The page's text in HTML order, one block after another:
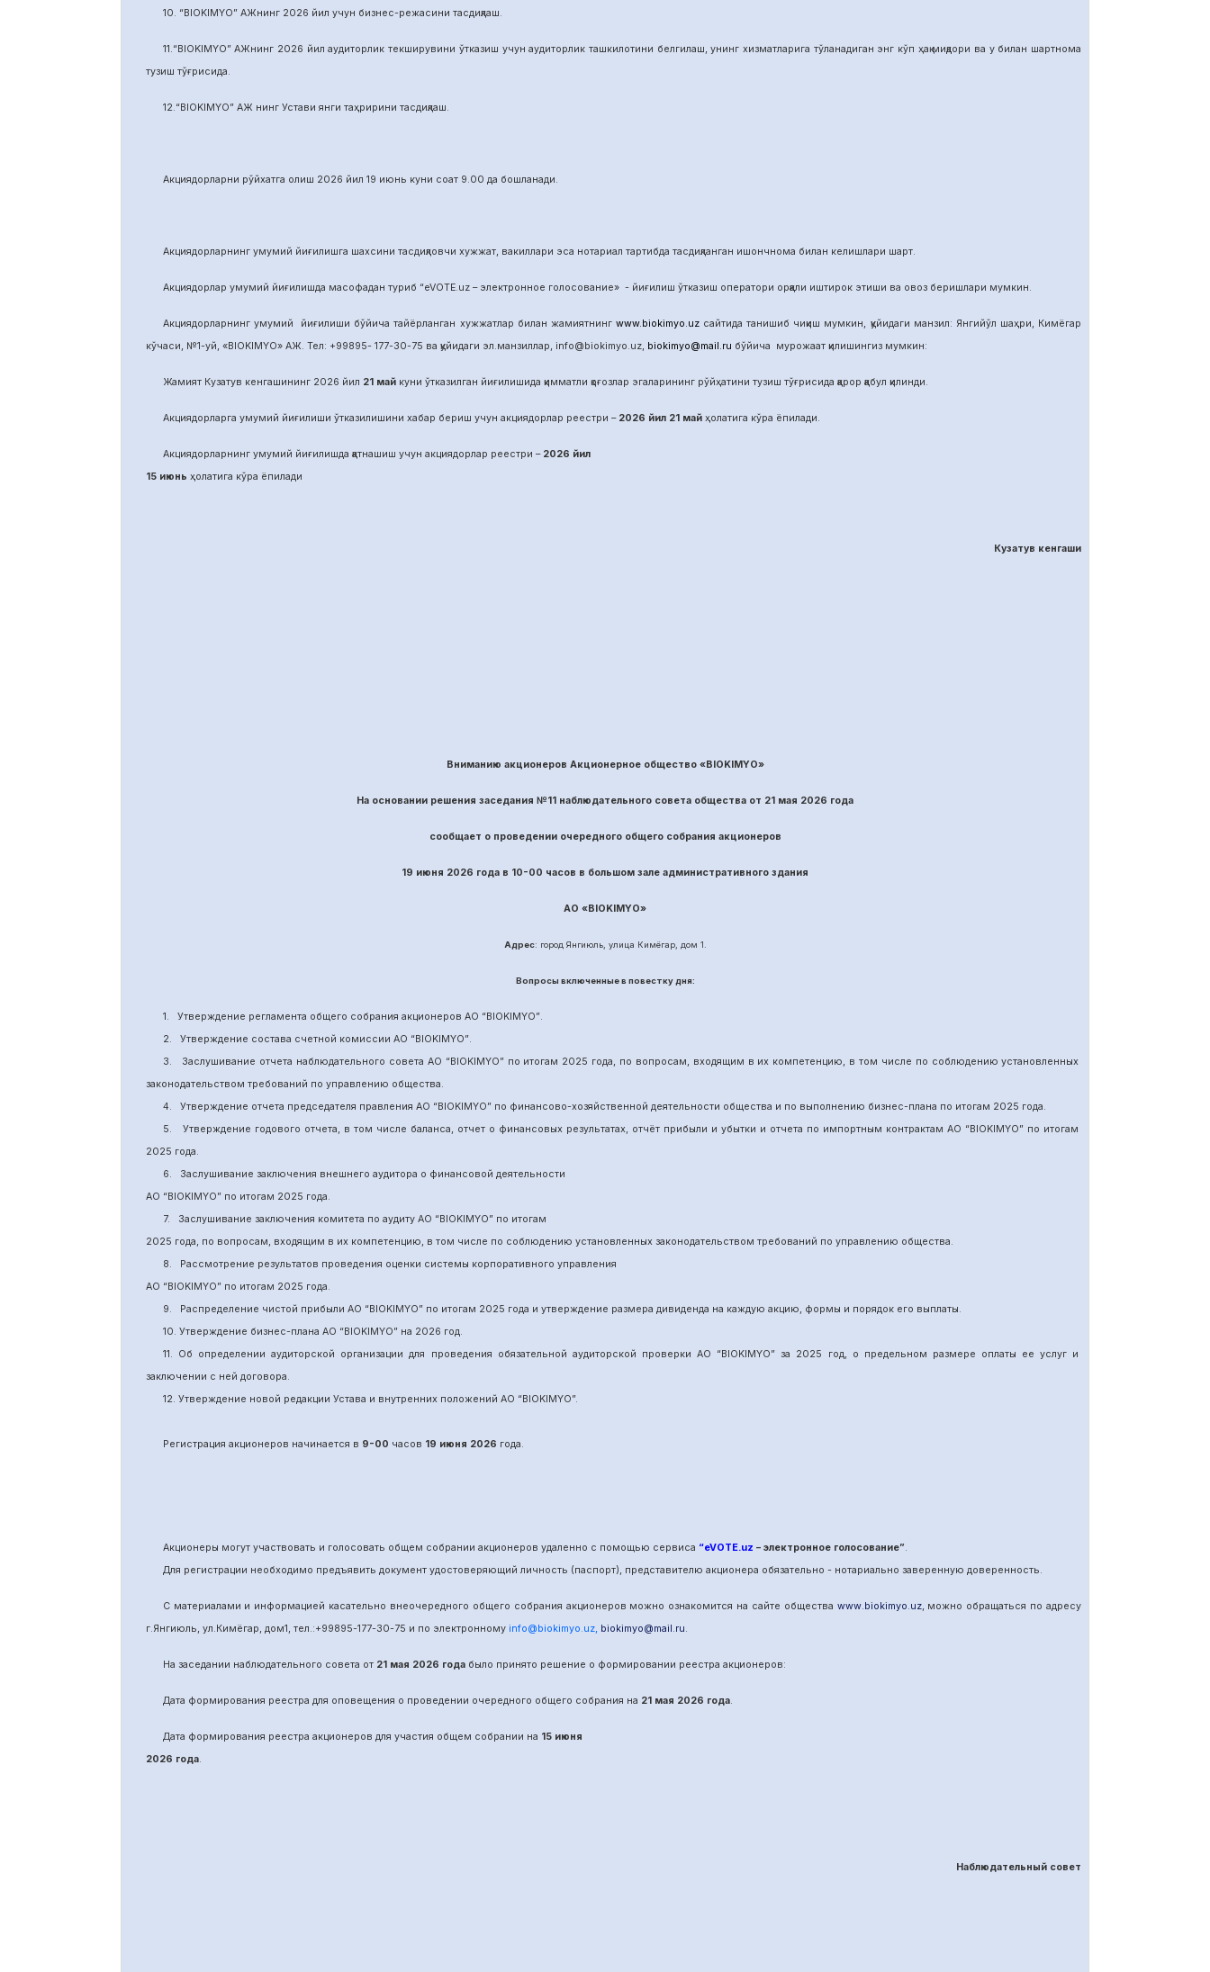
10. “BIOKIMYO” АЖнинг 2026 йил учун бизнес-режасини тасдиқлаш.
11.“BIOKIMYO” АЖнинг 2026 йил аудиторлик текширувини ўтказиш учун аудиторлик ташкилотини белгилаш, унинг хизматларига тўланадиган энг кўп ҳақ миқдори ва у билан шартнома
тузиш тўғрисида.
12.“BIOKIMYO” АЖ нинг Устави янги таҳририни тасдиқлаш.
Акциядорларни рўйхатга олиш 2026 йил 19 июнь куни соат 9.00 да бошланади.
Акциядорларнинг умумий йиғилишга шахсини тасдиқловчи хужжат, вакиллари эса нотариал тартибда тасдиқланган ишончнома билан келишлари шарт.
Акциядорлар умумий йиғилишда масофадан туриб “eVOTE.uz – электронное голосование» - йиғилиш ўтказиш оператори орқали иштирок этиши ва овоз беришлари мумкин.
Акциядорларнинг умумий йиғилиши бўйича тайёрланган хужжатлар билан жамиятнинг www.biokimyo.uzсайтида танишиб чиқиш мумкин, қуйидаги манзил: Янгийўл шаҳри, Кимёгар
кўчаси, №1-уй, «BIOKIMYO» АЖ. Тел: +99895- 177-30-75 ва қуйидаги эл.манзиллар, info@biokimyo.uz, biokimyo@mail.ru бўйича мурожаат қилишингиз мумкин:
Жамият Кузатув кенгашининг 2026 йил 21 майкуни ўтказилган йиғилишида қимматли қоғозлар эгаларининг рўйҳатини тузиш тўғрисида қарор қабул қилинди.
Акциядорларга умумий йиғилиши ўтказилишини хабар бериш учун акциядорлар реестри – 2026 йил 21 майҳолатига кўра ёпилади.
Акциядорларнинг умумий йиғилишда қатнашиш учун акциядорлар реестри – 2026 йил
15 июнь ҳолатига кўра ёпилади
Кузатув кенгаши
Вниманию акционеров Акционерное общество «BIOKIMYO»
На основании решения заседания №11 наблюдательного совета общества от 21 мая 2026 года
сообщает о проведении очередного общего собрания акционеров
19 июня 2026 года в 10-00 часов в большом зале административного здания
АО «BIOKIMYO»
Адрес: город Янгиюль, улица Кимёгар, дом 1.
Вопросы включенные в повестку дня:
1. Утверждение регламента общего собрания акционеров АО “BIOKIMYO”.
2.
Утверждение состава счетной комиссии АО “BIOKIMYO”.
3.
Заслушивание отчета наблюдательного совета АО “BIOKIMYO”по итогам 2025 года, по вопросам, входящим в их компетенцию, в том числе по соблюдению установленных
законодательством требований по управлению общества.
4.
Утверждение отчета председателя правления АО “BIOKIMYO”по финансово-хозяйственной деятельности общества и по выполнению бизнес-плана по итогам 2025 года.
5.
Утверждение годового отчета, в том числе баланса, отчет о финансовых результатах, отчёт прибыли и убытки и отчета по импортным контрактам АО “BIOKIMYO” по итогам
2025 года.
6.
Заслушивание заключения внешнего аудитора о финансовой деятельности
АО “BIOKIMYO”по итогам 2025 года.
7.
Заслушивание заключения комитета по аудитуАО “BIOKIMYO”по итогам
2025 года, по вопросам, входящим в их компетенцию, в том числе по соблюдению установленных законодательством требований по управлению общества.
8.
Рассмотрение результатов проведения оценки системы корпоративного управления
АО “BIOKIMYO”по итогам 2025 года.
9.
Распределение чистой прибыли АО “BIOKIMYO”по итогам 2025 года и утверждение размера дивиденда на каждую акцию, формы и порядок его выплаты.
10. Утверждение бизнес-плана АО “BIOKIMYO”на 2026 год.
11.
Об определении аудиторской организации для проведения обязательной аудиторской проверки АО “BIOKIMYO” за 2025 год, о предельном размере оплаты ее услуг и
заключении с ней договора.
12. Утверждение новой редакции Устава и внутренних положений АО “BIOKIMYO”.
Регистрация акционеров начинается в 9-00 часов 19 июня 2026 года.
Акционеры могут участвовать и голосовать общем собрании акционеров удаленно с помощью сервиса “eVOTE.uz – электронное голосование”.
Для регистрации необходимо предъявить документ удостоверяющий личность (паспорт), представителю акционера обязательно - нотариально заверенную доверенность.
С материалами и информацией касательно внеочередного общего собрания акционеров можно ознакомится на сайте общества www.biokimyo.uz, можно обращаться по адресу
г.Янгиюль, ул.Кимёгар, дом1, тел.:+99895-177-30-75 и по электронному info@biokimyo.uz, biokimyo@mail.ru.
На заседании наблюдательного совета от 21 мая 2026 годабыло принято решение о формировании реестра акционеров:
Дата формирования реестра для оповещения о проведении очередного общего собрания на 21 мая 2026 года.
Дата формирования реестра акционеров для участия общем собрании на 15 июня
2026 года.
Наблюдательный совет